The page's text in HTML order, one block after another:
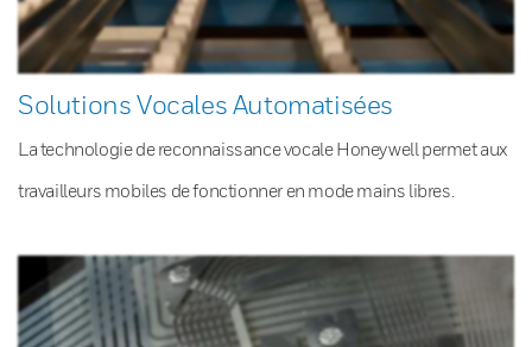
Solutions Vocales Automatisées
La technologie de reconnaissance vocale Honeywell permet aux
travailleurs mobiles de fonctionner en mode mains libres.